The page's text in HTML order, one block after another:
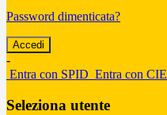
Password dimenticata?
-
Entra con SPID Entra con CIE
Seleziona utente